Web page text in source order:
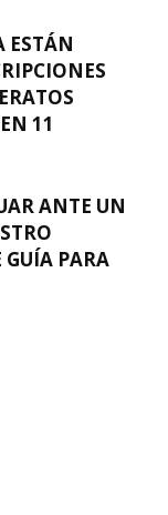
ESTÁN
11
ANTE UN
GUÍA PARA